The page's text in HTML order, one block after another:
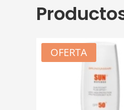
OFERTA